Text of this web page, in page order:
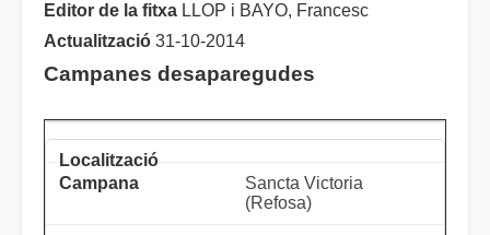
Editor de la fitxa LLOP i BAYO, Francesc
Actualització 31-10-2014
Campanes desaparegudes
Sancta Victoria
(Refosa)